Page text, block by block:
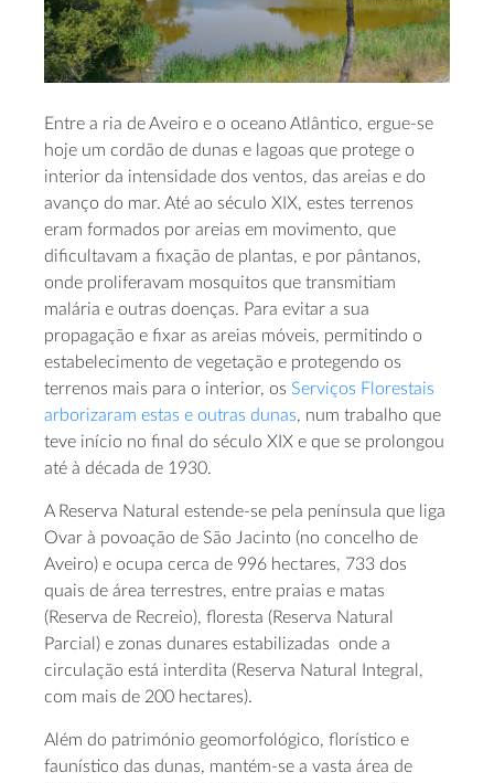
Entre a ria de Aveiro e o oceano Atlântico, ergue-se
hoje um cordão de dunas e lagoas que protege o
interior da intensidade dos ventos, das areias e do
avanço do mar. Até ao século XIX, estes terrenos
eram formados por areias em movimento, que
dificultavam a fixação de plantas, e por pântanos,
onde proliferavam mosquitos que transmitiam
malária e outras doenças. Para evitar a sua
propagação e fixar as areias móveis, permitindo o
estabelecimento de vegetação e protegendo os
terrenos mais para o interior, os Serviços Florestais
arborizaram estas e outras dunas, num trabalho que
teve início no final do século XIX e que se prolongou
até à década de 1930.
A Reserva Natural estende-se pela península que liga
Ovar à povoação de São Jacinto (no concelho de
Aveiro) e ocupa cerca de 996 hectares, 733 dos
quais de área terrestres, entre praias e matas
(Reserva de Recreio), floresta (Reserva Natural
Parcial) e zonas dunares estabilizadas onde a
circulação está interdita (Reserva Natural Integral,
com mais de 200 hectares).
Além do património geomorfológico, florístico e
faunístico das dunas, mantém-se a vasta área de